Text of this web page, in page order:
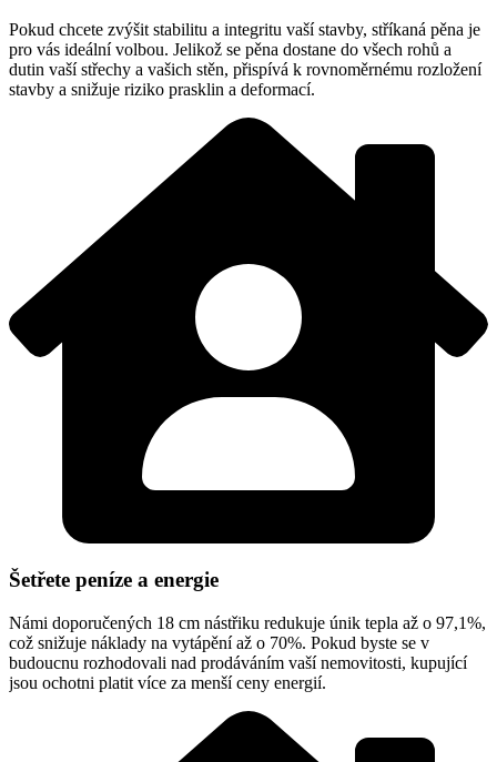
Pokud chcete zvýšit stabilitu a integritu vaší stavby, stříkaná pěna je
pro vás ideální volbou. Jelikož se pěna dostane do všech rohů a
dutin vaší střechy a vašich stěn, přispívá k rovnoměrnému rozložení
stavby a snižuje riziko prasklin a deformací.
Šetřete peníze a energie
Námi doporučených 18 cm nástřiku redukuje únik tepla až o 97,1%,
což snižuje náklady na vytápění až o 70%. Pokud byste se v
budoucnu rozhodovali nad prodáváním vaší nemovitosti, kupující
jsou ochotni platit více za menší ceny energií.